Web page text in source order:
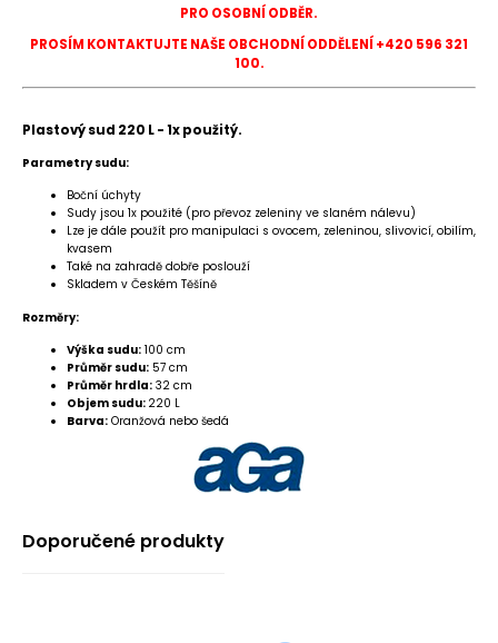
PRO OSOBNÍ ODBĚR.
PROSÍM KONTAKTUJTE NAŠE OBCHODNÍ ODDĚLENÍ +420 596 321
100.
Plastový sud 220 L - 1x použitý.
Parametry sudu:
Boční úchyty
Sudy jsou 1x použité (pro převoz zeleniny ve slaném nálevu)
Lze je dále použít pro manipulaci s ovocem, zeleninou, slivovicí, obilím,
kvasem
Také na zahradě dobře poslouží
Skladem v Českém Těšíně
Rozměry:
Výška sudu: 100 cm
Průměr sudu: 57 cm
Průměr hrdla: 32 cm
Objem sudu: 220 L
Barva: Oranžová nebo šedá
Doporučené produkty